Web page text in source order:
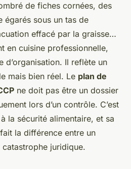
de fiches cornées, des
égarés sous un tas de
effacé par la graisse…
en cuisine professionnelle,
d’organisation. Il reflète un
mais bien réel. Le plan de
ne doit pas être un dossier
lors d’un contrôle. C’est
la sécurité alimentaire, et sa
la différence entre un
juridique.